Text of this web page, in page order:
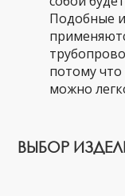
Подобные
потому
можно
ВЫБОР